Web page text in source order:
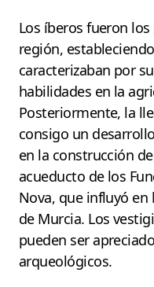
Los íberos fueron
región,
caracterizaban por
habilidades en la
Posteriormente, la
consigo un
en la construcción
acueducto de los
Nova, que influyó en
de Murcia. Los
pueden ser
arqueológicos.